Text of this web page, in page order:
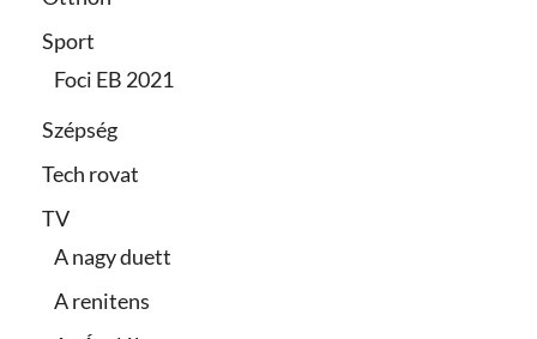
Sport
Foci EB 2021
Szépség
Tech rovat
TV
A nagy duett
A renitens